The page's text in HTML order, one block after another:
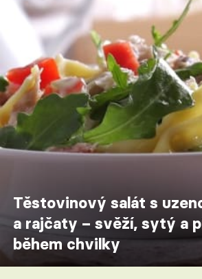
Těstovinový salát s
a rajčaty – svěží, sytý a
během chvilky